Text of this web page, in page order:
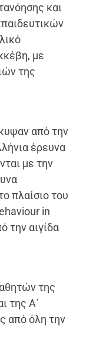
και
με
της
από την
έρευνα
με την
πλαίσιο του
in
την αιγίδα
της
της Α΄
από όλη την